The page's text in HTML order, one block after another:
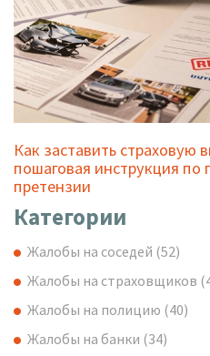
Как заставить страховую
пошаговая инструкция
претензии
Категории
Жалобы на соседей (52)
Жалобы на страховщиков
Жалобы на полицию (40)
Жалобы на банки (34)